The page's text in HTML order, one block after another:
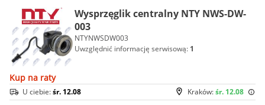
Wysprzęglik centralny NTY NWS-DW-
003
NTYNWSDW003
Uwzględnić informację serwisową: 1
Kup na raty
Kraków:śr. 12.08
U ciebie:śr. 12.08